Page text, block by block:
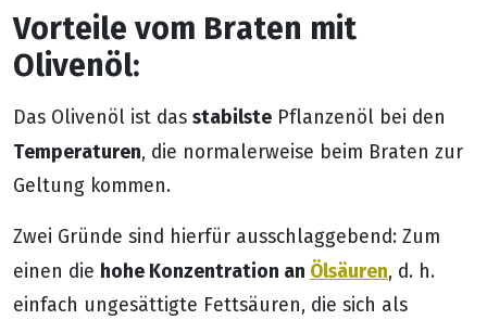
Vorteile vom Braten mit
Olivenöl:
Das Olivenöl ist das stabilste Pflanzenöl bei den
Temperaturen, die normalerweise beim Braten zur
Geltung kommen.
Zwei Gründe sind hierfür ausschlaggebend: Zum
einen die hohe Konzentration an Ölsäuren, d. h.
einfach ungesättigte Fettsäuren, die sich als